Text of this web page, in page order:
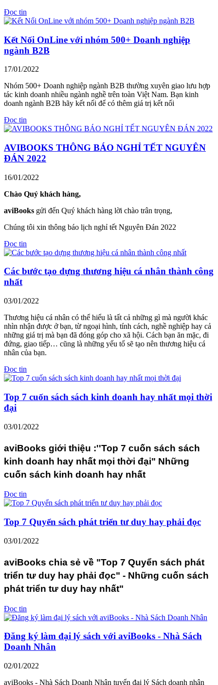
Đọc tin
Kết Nối OnLine với nhóm 500+ Doanh nghiệp
ngành B2B
17/01/2022
Nhóm 500+ Doanh nghiệp ngành B2B thường xuyên giao lưu hợp
tác kinh doanh nhiều ngành nghề trên toàn Việt Nam. Bạn kinh
doanh ngành B2B hãy kết nối để có thêm giá trị kết nối
Đọc tin
AVIBOOKS THÔNG BÁO NGHỈ TẾT NGUYÊN
ĐÁN 2022
16/01/2022
Chào Quý khách hàng,
aviBooks gửi đến Quý khách hàng lời chào trân trọng,
Chúng tôi xin thông báo lịch nghỉ tết Nguyên Đán 2022
Đọc tin
Các bước tạo dựng thương hiệu cá nhân thành công
nhất
03/01/2022
Thương hiệu cá nhân có thể hiểu là tất cả những gì mà người khác
nhìn nhận được ở bạn, từ ngoại hình, tính cách, nghề nghiệp hay cả
những giá trị mà bạn đã đóng góp cho xã hội. Cách bạn ăn mặc, đi
đứng, giao tiếp… cũng là những yếu tố sẽ tạo nên thương hiệu cá
nhân của bạn.
Đọc tin
Top 7 cuốn sách sách kinh doanh hay nhất mọi thời
đại
03/01/2022
aviBooks giới thiệu :''Top 7 cuốn sách sách
kinh doanh hay nhất mọi thời đại" Những
cuốn sách kinh doanh hay nhất
Đọc tin
Top 7 Quyển sách phát triển tư duy hay phải đọc
03/01/2022
aviBooks chia sẻ về "Top 7 Quyển sách phát
triển tư duy hay phải đọc" - Những cuốn sách
phát triển tư duy hay nhất"
Đọc tin
Đăng ký làm đại lý sách với aviBooks - Nhà Sách
Doanh Nhân
02/01/2022
aviBooks - Nhà Sách Doanh Nhân tuyển đại lý Sách doanh nhân